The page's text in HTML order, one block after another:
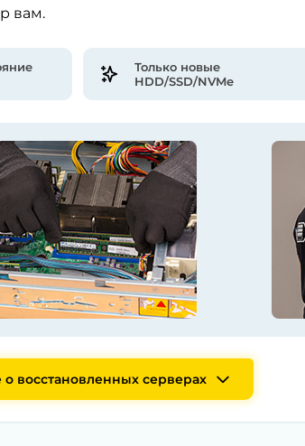
вам.
Только новые
HDD/SSD/NVMe
восстановленных серверах